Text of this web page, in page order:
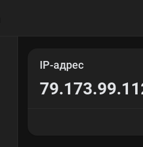
IP-адрес